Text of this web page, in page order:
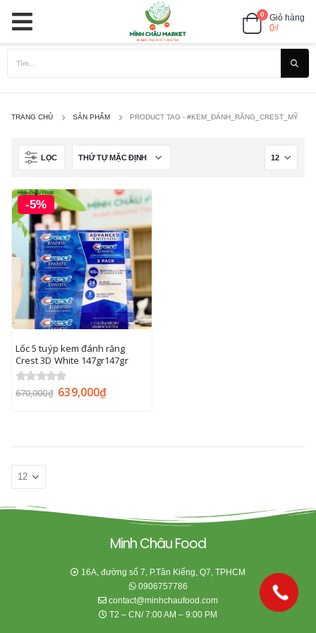
0 Giỏ hàng
0₫
TRANG CHỦ SẢN PHẨM PRODUCT TAG - #KEM_ĐÁNH_RĂNG_CREST_MỸ
LỌC
-5%
Lốc 5 tuýp kem đánh răng
Crest 3D White 147gr147gr
0out of 5
670,000₫ 639,000₫
Minh Châu Food
16A, đường số 7, P.Tân Kiểng, Q7, TPHCM
0906757786
contact@minhchaufood.com
T2 – CN/ 7:00 AM – 9:00 PM